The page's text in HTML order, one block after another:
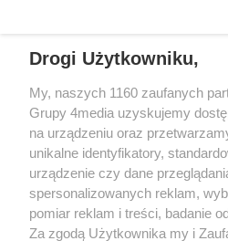
Drogi Użytkowniku,
My, naszych 1160 zaufanych
Grupy 4media uzyskujemy
na urządzeniu oraz
unikalne identyfikatory,
urządzenie czy dane
spersonalizowanych reklam,
pomiar reklam i treści, badanie
Za zgodą Użytkownika my i